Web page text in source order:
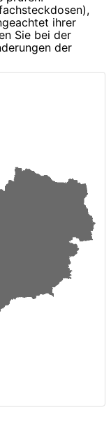
ihrer
Sie bei der
der